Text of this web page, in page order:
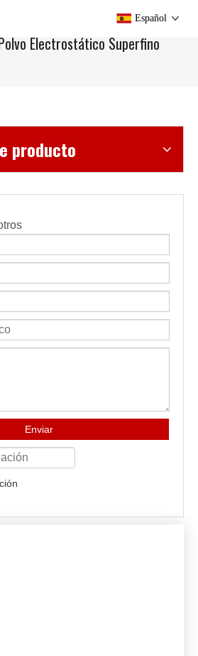
Español
Molino ACM
Electrostático Superfino
producto
Enviar